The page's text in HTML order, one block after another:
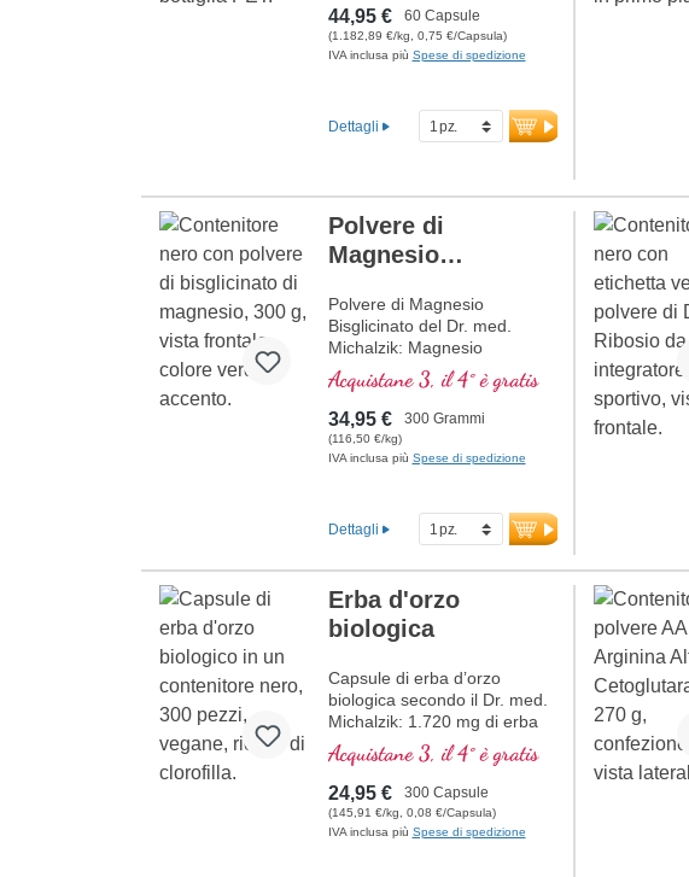
44,95 € 60 Capsule
(1.182,89 €/kg, 0,75 €/Capsula)
IVA inclusa più Spese di spedizione
Dettagli
Polvere di
Magnesio
Polvere di Magnesio
Bisglicinato del Dr. med.
Michalzik: Magnesio
altamente biodisponibile per
un assorbimento ottimale.
Supporta la funzione di
muscoli, nervi e metabolismo
energetico. Perfettamente
e prodotto in modo
sostenibile in Germania,
sviluppato da medici.
Prodotto in Germania
secondo i più alti standard,
basato su oltre 40 anni di
e più di 20 anni di esperienza
nella produzione. Magnesio
Bisglicinato del Dr. med.
ottimale di questo minerale
essenziale, comprovato,
certificato e sostenibile.
Perfetto per vegani e
Acquistane 3, il 4° è gratis
34,95 € 300 Grammi
(116,50 €/kg)
IVA inclusa più Spese di spedizione
Dettagli
Erba d'orzo
biologica
Capsule di erba d’orzo
biologica secondo il Dr. med.
Michalzik: 1.720 mg di erba
d’orzo di alta qualità da
coltivazione biologica
controllata per dose
giornaliera. Capsule piccole,
facili da deglutire, sufficienti
Acquistane 3, il 4° è gratis
24,95 € 300 Capsule
(145,91 €/kg, 0,08 €/Capsula)
IVA inclusa più Spese di spedizione